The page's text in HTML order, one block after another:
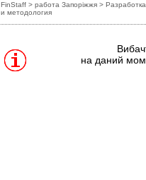
FinStaff > работа Запоріжжя >
и методология
на даний